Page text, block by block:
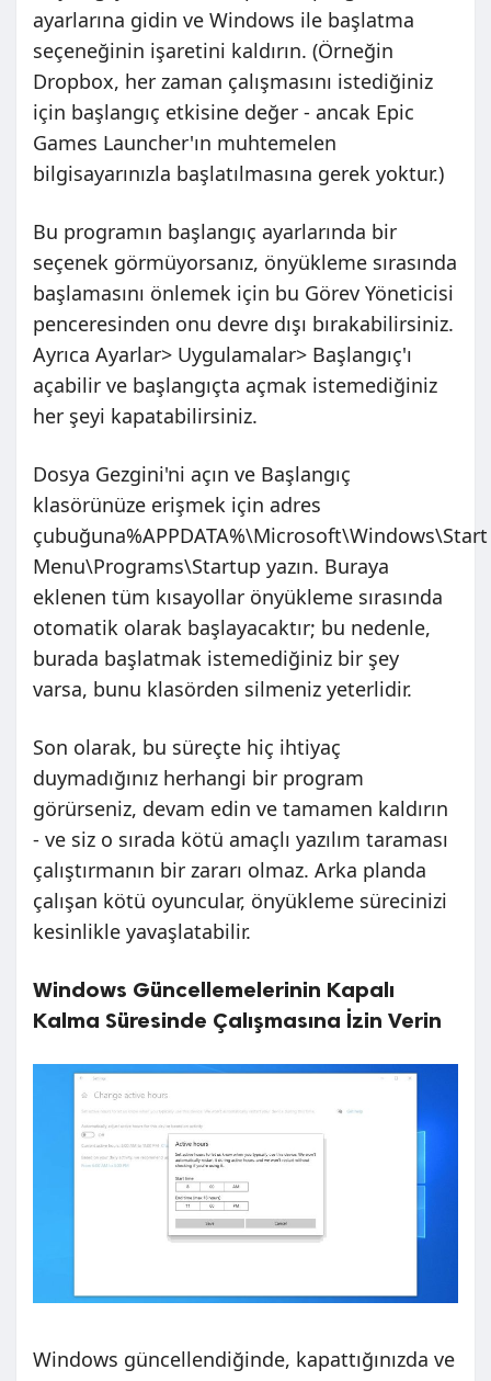
ayarlarına gidin ve Windows ile başlatma
seçeneğinin işaretini kaldırın. (Örneğin
Dropbox, her zaman çalışmasını istediğiniz
için başlangıç ​​etkisine değer - ancak Epic
Games Launcher'ın muhtemelen
bilgisayarınızla başlatılmasına gerek yoktur.)
Bu programın başlangıç ​​ayarlarında bir
seçenek görmüyorsanız, önyükleme sırasında
başlamasını önlemek için bu Görev Yöneticisi
penceresinden onu devre dışı bırakabilirsiniz.
Ayrıca Ayarlar> Uygulamalar> Başlangıç'ı
açabilir ve başlangıçta açmak istemediğiniz
her şeyi kapatabilirsiniz.
Dosya Gezgini'ni açın ve Başlangıç ​​
klasörünüze erişmek için adres
çubuğuna%APPDATA%\Microsoft\Windows\Start
Menu\Programs\Startup yazın. Buraya
eklenen tüm kısayollar önyükleme sırasında
otomatik olarak başlayacaktır; bu nedenle,
burada başlatmak istemediğiniz bir şey
varsa, bunu klasörden silmeniz yeterlidir.
Son olarak, bu süreçte hiç ihtiyaç
duymadığınız herhangi bir program
görürseniz, devam edin ve tamamen kaldırın
- ve siz o sırada kötü amaçlı yazılım taraması
çalıştırmanın bir zararı olmaz. Arka planda
çalışan kötü oyuncular, önyükleme sürecinizi
kesinlikle yavaşlatabilir.
Windows Güncellemelerinin Kapalı
Kalma Süresinde Çalışmasına İzin Verin
Windows güncellendiğinde, kapattığınızda ve